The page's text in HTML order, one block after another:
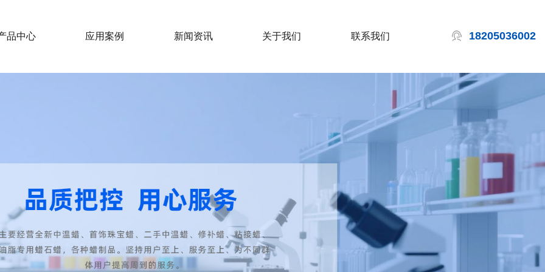
品中心 应用案例 新闻资讯 关于我们 联系我们 18205036002